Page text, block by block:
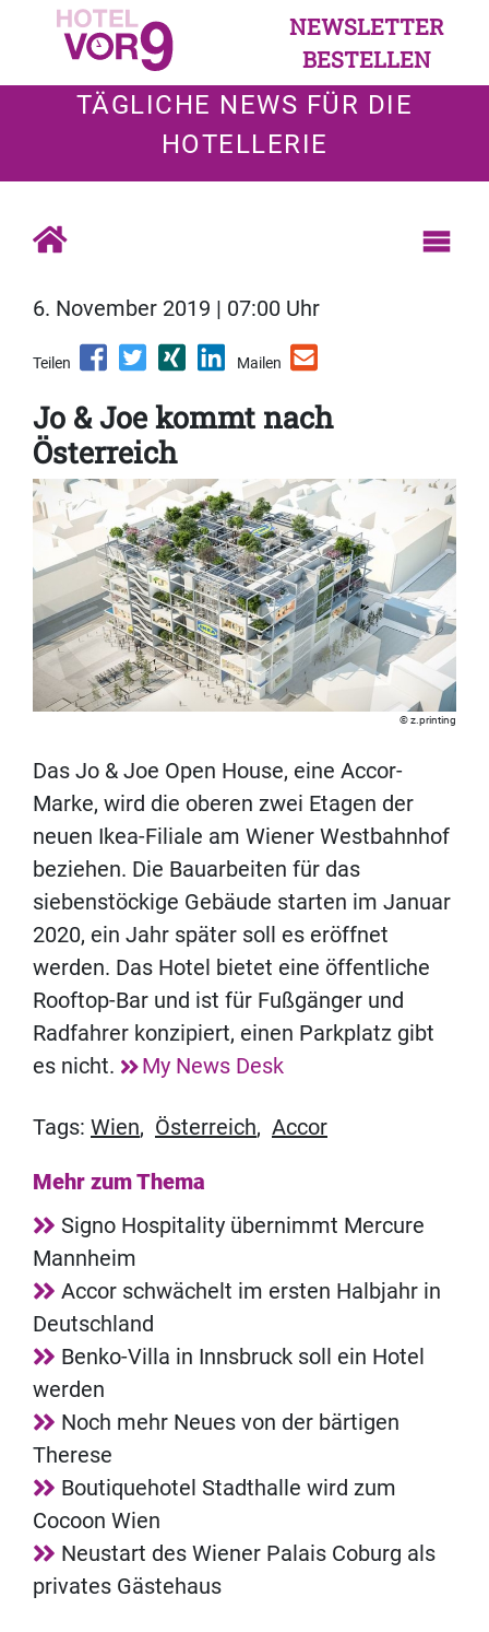
NEWSLETTER
BESTELLEN
TÄGLICHE NEWS FÜR DIE
HOTELLERIE
6. November 2019 | 07:00 Uhr
Teilen Mailen
Jo & Joe kommt nach
Österreich
z.printing
Das Jo & Joe Open House, eine Accor-
Marke, wird die oberen zwei Etagen der
neuen Ikea-Filiale am Wiener Westbahnhof
beziehen. Die Bauarbeiten für das
siebenstöckige Gebäude starten im Januar
2020, ein Jahr später soll es eröffnet
werden. Das Hotel bietet eine öffentliche
Rooftop-Bar und ist für Fußgänger und
Radfahrer konzipiert, einen Parkplatz gibt
es nicht.
My News Desk
Tags: Wien, Österreich, Accor
Mehr zum Thema
Signo Hospitality übernimmt Mercure
Mannheim
Accor schwächelt im ersten Halbjahr in
Deutschland
Benko-Villa in Innsbruck soll ein Hotel
werden
Noch mehr Neues von der bärtigen
Therese
Boutiquehotel Stadthalle wird zum
Cocoon Wien
Neustart des Wiener Palais Coburg als
privates Gästehaus